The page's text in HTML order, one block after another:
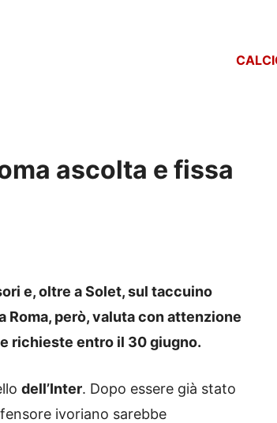
ascolta e fissa
e, oltre a Solet, sul taccuino
Roma, però, valuta con attenzione
richieste entro il 30 giugno.
dell’Inter. Dopo essere già stato
ivoriano sarebbe